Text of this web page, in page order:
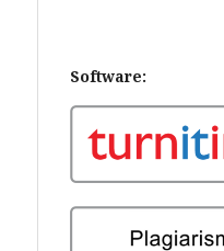
Software: